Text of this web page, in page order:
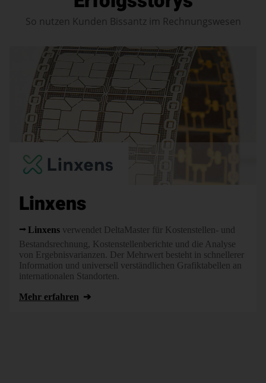
So nutzen Kunden Bissantz im Rechnungswesen
Linxens
Linxens verwendet DeltaMaster für Kostenstellen- und
Bestandsrechnung, Kostenstellenberichte und die Analyse
von Ergebnisvarianzen. Der Mehrwert besteht in schnellerer
Information und universell verständlichen Grafiktabellen an
internationalen Standorten.
Mehr erfahren